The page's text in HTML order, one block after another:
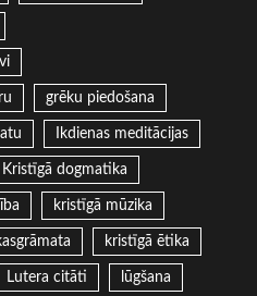
grēku piedošana
Ikdienas meditācijas
Kristīgā dogmatika
kristīgā mūzika
kristīgā ētika
Lutera citāti lūgšana